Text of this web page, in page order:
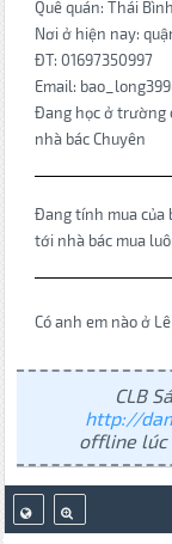
Quê quán: Thái Bình
Nơi ở hiện nay:
ĐT: 01697350997
Email:
Đang học ở trường
nhà bác Chuyên
Đang tính mua của
tới nhà bác mua
Có anh em nào ở
CLB
http://
offline lúc